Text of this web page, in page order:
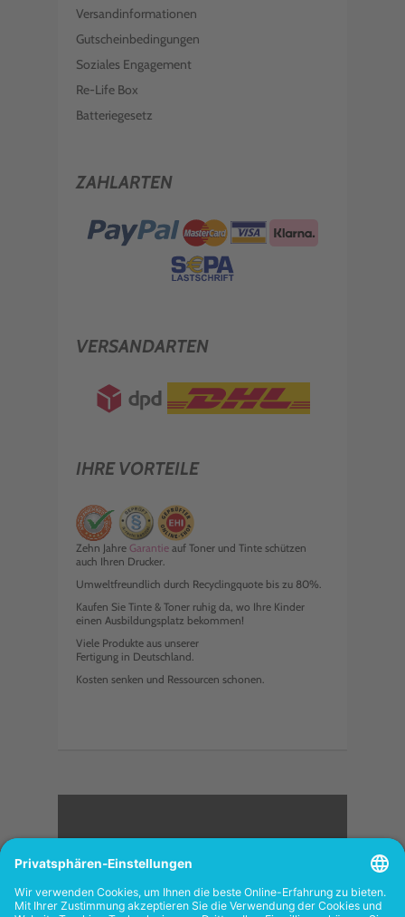
Versandinformationen
Gutscheinbedingungen
Soziales Engagement
Re-Life Box
Batteriegesetz
ZAHLARTEN
VERSANDARTEN
IHRE VORTEILE
Zehn Jahre Garantie auf Toner und Tinte schützen
auch Ihren Drucker.
Umweltfreundlich durch Recyclingquote bis zu 80%.
Kaufen Sie Tinte & Toner ruhig da, wo Ihre Kinder
einen Ausbildungsplatz bekommen!
Viele Produkte aus unserer
Fertigung in Deutschland.
Kosten senken und Ressourcen schonen.
<
FOLGEN SIE UNS